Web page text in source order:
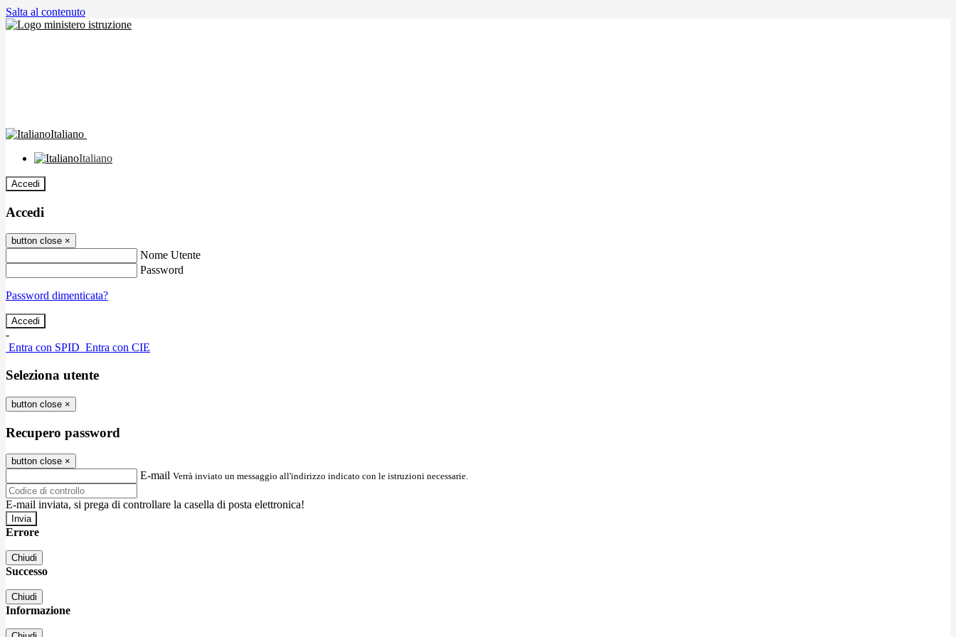
Salta al contenuto
Italiano
Italiano
Accedi
Accedi
button close ×
Nome Utente
Password
Password dimenticata?
-
Entra con SPID Entra con CIE
Seleziona utente
button close ×
Recupero password
button close ×
E-mail Verrà inviato un messaggio all'indirizzo indicato con le istruzioni necessarie.
E-mail inviata, si prega di controllare la casella di posta elettronica!
Errore
Chiudi
Successo
Chiudi
Informazione